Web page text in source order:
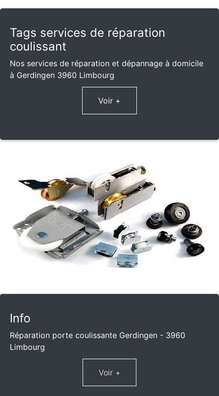
Tags services de réparation
coulissant
Nos services de réparation et dépannage à domicile
à Gerdingen 3960 Limbourg
Voir +
Info
Réparation porte coulissante Gerdingen - 3960
Limbourg